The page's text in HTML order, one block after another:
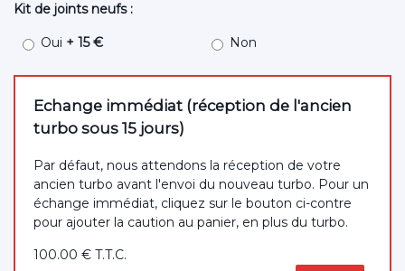
Kit de joints neufs :
Oui + 15 € Non
Echange immédiat (réception de l'ancien
turbo sous 15 jours)
Par défaut, nous attendons la réception de votre
ancien turbo avant l'envoi du nouveau turbo. Pour un
échange immédiat, cliquez sur le bouton ci-contre
pour ajouter la caution au panier, en plus du turbo.
100.00 € T.T.C.